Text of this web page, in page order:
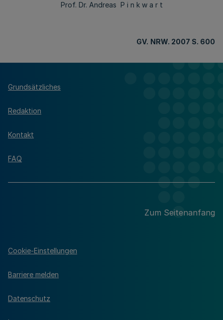
Prof. Dr. Andreas P i n k w a r t
GV. NRW. 2007 S. 600
Grundsätzliches
Redaktion
Kontakt
FAQ
Zum Seitenanfang
Cookie-Einstellungen
Barriere melden
Datenschutz